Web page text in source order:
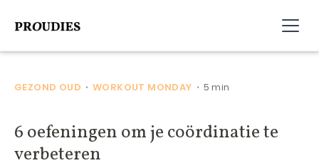
GEZOND OUD • WORKOUT MONDAY • 5 min
6 oefeningen om je coördinatie te
verbeteren